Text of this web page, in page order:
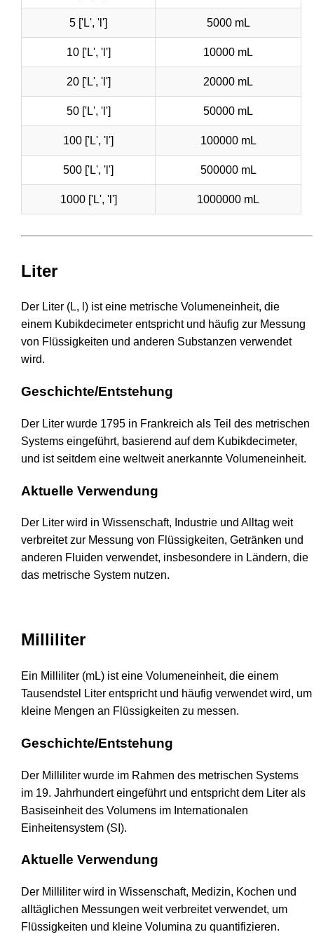
5 ['L', 'l'] 5000 mL
10 ['L', 'l'] 10000 mL
20 ['L', 'l'] 20000 mL
50 ['L', 'l'] 50000 mL
100 ['L', 'l'] 100000 mL
500 ['L', 'l'] 500000 mL
1000 ['L', 'l'] 1000000 mL
Liter
Der Liter (L, l) ist eine metrische Volumeneinheit, die
einem Kubikdecimeter entspricht und häufig zur Messung
von Flüssigkeiten und anderen Substanzen verwendet
wird.
Geschichte/Entstehung
Der Liter wurde 1795 in Frankreich als Teil des metrischen
Systems eingeführt, basierend auf dem Kubikdecimeter,
und ist seitdem eine weltweit anerkannte Volumeneinheit.
Aktuelle Verwendung
Der Liter wird in Wissenschaft, Industrie und Alltag weit
verbreitet zur Messung von Flüssigkeiten, Getränken und
anderen Fluiden verwendet, insbesondere in Ländern, die
das metrische System nutzen.
Milliliter
Ein Milliliter (mL) ist eine Volumeneinheit, die einem
Tausendstel Liter entspricht und häufig verwendet wird, um
kleine Mengen an Flüssigkeiten zu messen.
Geschichte/Entstehung
Der Milliliter wurde im Rahmen des metrischen Systems
im 19. Jahrhundert eingeführt und entspricht dem Liter als
Basiseinheit des Volumens im Internationalen
Einheitensystem (SI).
Aktuelle Verwendung
Der Milliliter wird in Wissenschaft, Medizin, Kochen und
alltäglichen Messungen weit verbreitet verwendet, um
Flüssigkeiten und kleine Volumina zu quantifizieren.